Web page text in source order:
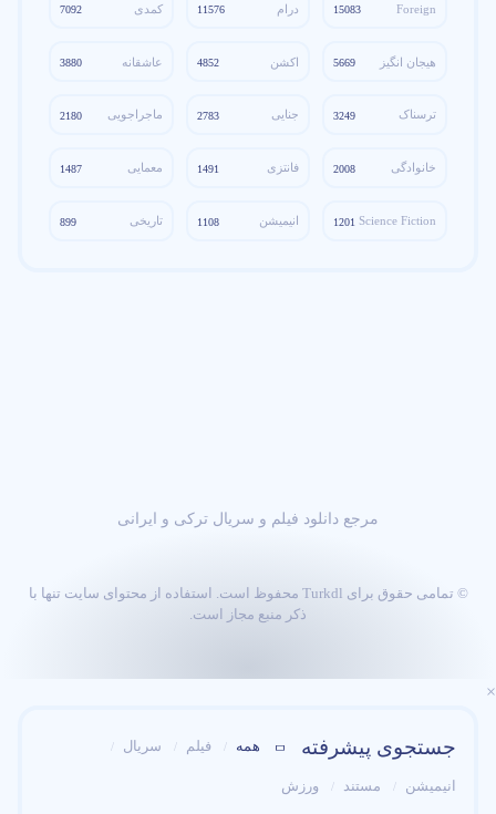
Foreign
15083 درام 11576 کمدی 7092
هیجان انگیز 5669 اکشن 4852 عاشقانه 3880
ترسناک 3249 جنایی 2783 ماجراجویی 2180
خانوادگی 2008 فانتزی 1491 معمایی 1487
Science Fiction
1201 انیمیشن 1108 تاریخی 899
مرجع دانلود فیلم و سریال ترکی و ایرانی
© تمامی حقوق برای Turkdl محفوظ است. استفاده از محتوای سایت تنها با
ذکر منبع مجاز است.
×
جستجوی پیشرفته همه فیلم سریال
انیمیشن مستند ورزش